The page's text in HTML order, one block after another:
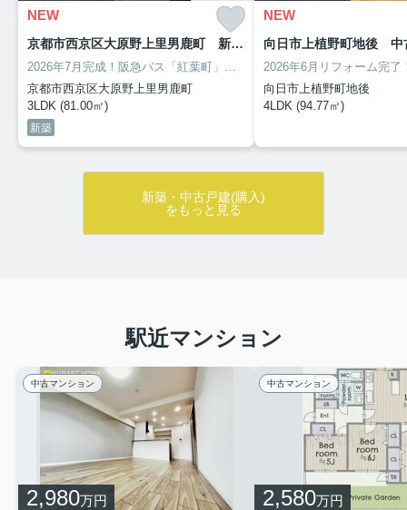
NEW
京都市西京区大原野上里男鹿町 新築戸建 1号棟
住宅
京都市西京区大原野上里男鹿町
3LDK (81.00㎡)
新築
NEW
向日市上植野町地後 中
向日市上植野町地後
4LDK (94.77㎡)
新築・中古戸建(購入)
をもっと見る
駅近マンション
中古マンション
2,980万円
中古マンション
2,580万円